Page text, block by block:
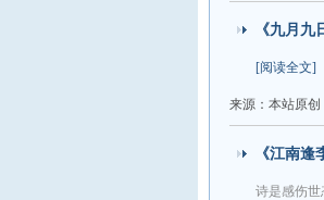
《九月
[阅读全文]
来源：本站原创
《江南
诗是感伤